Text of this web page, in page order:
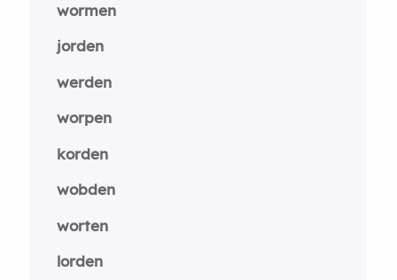
wormen
jorden
werden
worpen
korden
wobden
worten
lorden